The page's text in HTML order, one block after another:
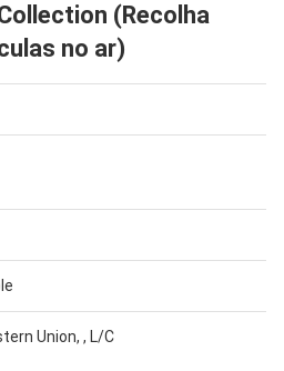
(Recolha
no ar)
Union, , L/C